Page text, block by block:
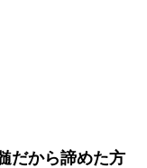
だから諦めた方